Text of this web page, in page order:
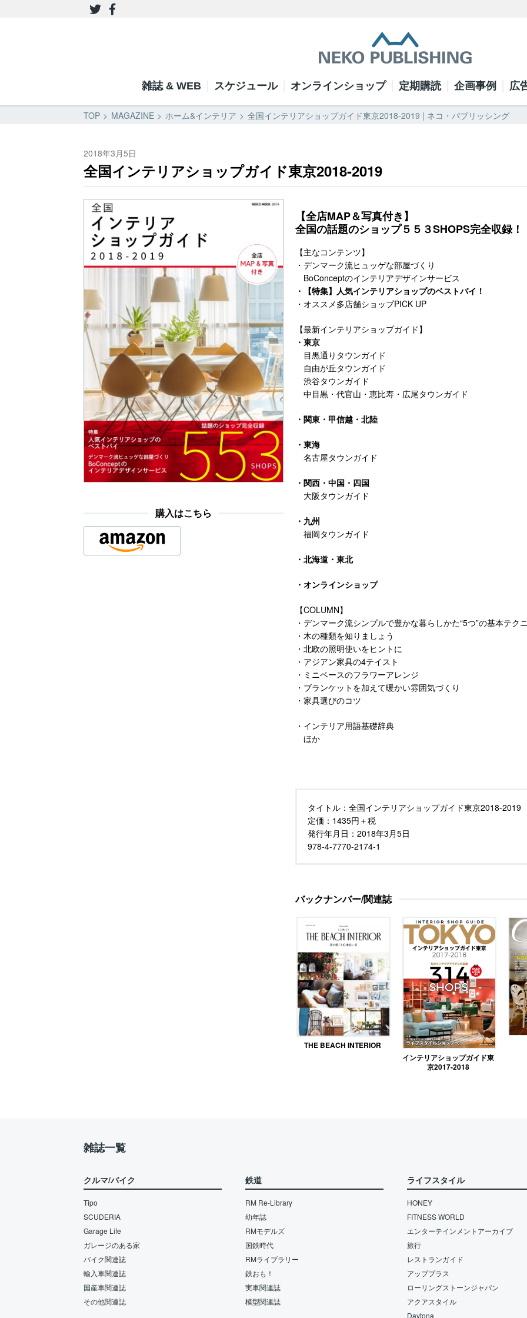
雑誌 & WEB スケジュール オンラインショップ 定期購読 企画事例 広
TOP MAGAZINE ホーム&インテリア 全国インテリアショップガイド東京2018-2019 | ネコ・パブリッシング
2018年3月5日
全国インテリアショップガイド東京2018-2019
購入はこちら
【全店MAP＆写真付き】
全国の話題のショップ５５３SHOPS完全収録！
【主なコンテンツ】
・デンマーク流ヒュッゲな部屋づくり
BoConceptのインテリアデザインサービス
・【特集】人気インテリアショップのベストバイ！
・オススメ多店舗ショップPICK UP
【最新インテリアショップガイド】
・東京
目黒通りタウンガイド
自由が丘タウンガイド
渋谷タウンガイド
中目黒・代官山・恵比寿・広尾タウンガイド
・関東・甲信越・北陸
・東海
名古屋タウンガイド
・関西・中国・四国
大阪タウンガイド
・九州
福岡タウンガイド
・北海道・東北
・オンラインショップ
【COLUMN】
・デンマーク流シンプルで豊かな暮らしかた“5つ”の基本テク
・木の種類を知りましょう
・北欧の照明使いをヒントに
・アジアン家具の4テイスト
・ミニベースのフラワーアレンジ
・ブランケットを加えて暖かい雰囲気づくり
・家具選びのコツ
・インテリア用語基礎辞典
ほか
タイトル： 全国インテリアショップガイド東京2018-2019
定価： 1435円＋税
発行年月日： 2018年3月5日
978-4-7770-2174-1
バックナンバー/関連誌
THE BEACH INTERIOR
インテリアショップガイド東
京2017-2018
雑誌一覧
クルマ/バイク
Tipo
SCUDERIA
Garage Life
ガレージのある家
バイク関連誌
輸入車関連誌
国産車関連誌
その他関連誌
鉄道
RM Re-Library
幼年誌
RMモデルズ
国鉄時代
RMライブラリー
鉄おも！
実車関連誌
模型関連誌
ライフスタイル
HONEY
FITNESS WORLD
エンターテインメントアーカイブ
旅行
レストランガイド
アッププラス
ローリングストーンジャパン
アクアスタイル
Daytona